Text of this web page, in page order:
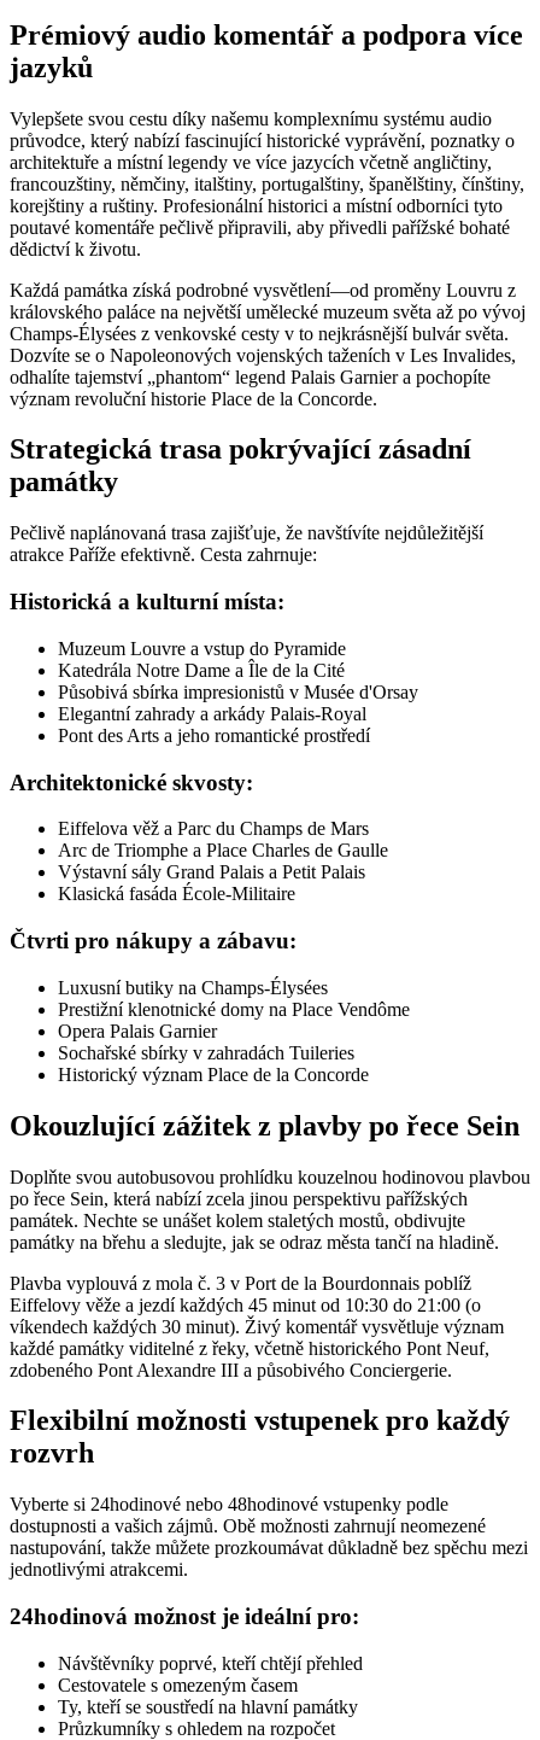
Prémiový audio komentář a podpora více
jazyků
Vylepšete svou cestu díky našemu komplexnímu systému audio
průvodce, který nabízí fascinující historické vyprávění, poznatky o
architektuře a místní legendy ve více jazycích včetně angličtiny,
francouzštiny, němčiny, italštiny, portugalštiny, španělštiny, čínštiny,
korejštiny a ruštiny. Profesionální historici a místní odborníci tyto
poutavé komentáře pečlivě připravili, aby přivedli pařížské bohaté
dědictví k životu.
Každá památka získá podrobné vysvětlení—od proměny Louvru z
královského paláce na největší umělecké muzeum světa až po vývoj
Champs-Élysées z venkovské cesty v to nejkrásnější bulvár světa.
Dozvíte se o Napoleonových vojenských taženích v Les Invalides,
odhalíte tajemství „phantom“ legend Palais Garnier a pochopíte
význam revoluční historie Place de la Concorde.
Strategická trasa pokrývající zásadní
památky
Pečlivě naplánovaná trasa zajišťuje, že navštívíte nejdůležitější
atrakce Paříže efektivně. Cesta zahrnuje:
Historická a kulturní místa:
Muzeum Louvre a vstup do Pyramide
Katedrála Notre Dame a Île de la Cité
Působivá sbírka impresionistů v Musée d'Orsay
Elegantní zahrady a arkády Palais-Royal
Pont des Arts a jeho romantické prostředí
Architektonické skvosty:
Eiffelova věž a Parc du Champs de Mars
Arc de Triomphe a Place Charles de Gaulle
Výstavní sály Grand Palais a Petit Palais
Klasická fasáda École-Militaire
Čtvrti pro nákupy a zábavu:
Luxusní butiky na Champs-Élysées
Prestižní klenotnické domy na Place Vendôme
Opera Palais Garnier
Sochařské sbírky v zahradách Tuileries
Historický význam Place de la Concorde
Okouzlující zážitek z plavby po řece Sein
Doplňte svou autobusovou prohlídku kouzelnou hodinovou plavbou
po řece Sein, která nabízí zcela jinou perspektivu pařížských
památek. Nechte se unášet kolem staletých mostů, obdivujte
památky na břehu a sledujte, jak se odraz města tančí na hladině.
Plavba vyplouvá z mola č. 3 v Port de la Bourdonnais poblíž
Eiffelovy věže a jezdí každých 45 minut od 10:30 do 21:00 (o
víkendech každých 30 minut). Živý komentář vysvětluje význam
každé památky viditelné z řeky, včetně historického Pont Neuf,
zdobeného Pont Alexandre III a působivého Conciergerie.
Flexibilní možnosti vstupenek pro každý
rozvrh
Vyberte si 24hodinové nebo 48hodinové vstupenky podle
dostupnosti a vašich zájmů. Obě možnosti zahrnují neomezené
nastupování, takže můžete prozkoumávat důkladně bez spěchu mezi
jednotlivými atrakcemi.
24hodinová možnost je ideální pro:
Návštěvníky poprvé, kteří chtějí přehled
Cestovatele s omezeným časem
Ty, kteří se soustředí na hlavní památky
Průzkumníky s ohledem na rozpočet